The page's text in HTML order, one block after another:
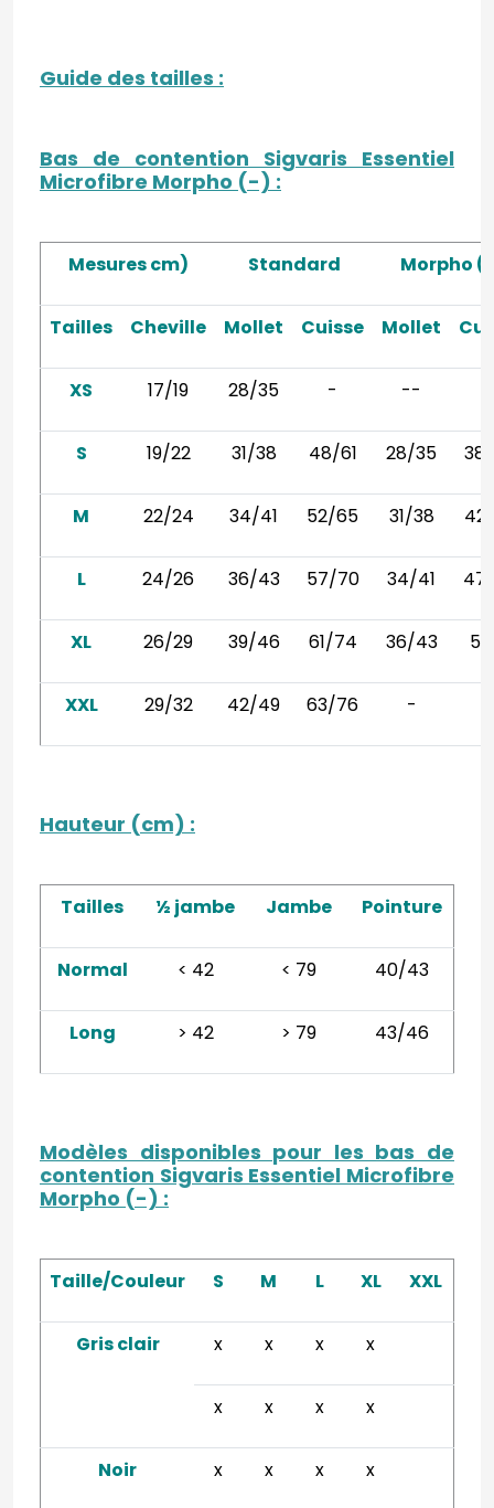
Guide des tailles :
Bas de contention Sigvaris Essentiel
Microfibre Morpho (-) :
Mesures cm) Standard Morpho
Tailles Cheville Mollet Cuisse Mollet
XS 17/19 28/35 - --
S 19/22 31/38 48/61 28/35
M 22/24 34/41 52/65 31/38
L 24/26 36/43 57/70 34/41
XL 26/29 39/46 61/74 36/43
XXL 29/32 42/49 63/76 -
Hauteur (cm) :
Tailles ½ jambe Jambe Pointure
Normal < 42 < 79 40/43
Long > 42 > 79 43/46
Modèles disponibles pour les bas de
contention Sigvaris Essentiel Microfibre
Morpho (-) :
Taille/Couleur S M L XL XXL
Gris clair x x x x
x x x x
Noir x x x x